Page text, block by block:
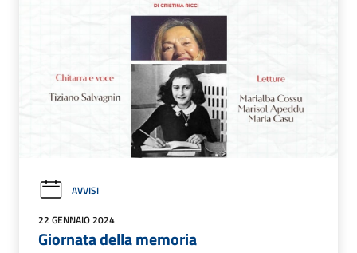
AVVISI
22 GENNAIO 2024
Giornata della memoria